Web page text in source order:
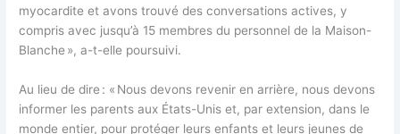
myocardite et avons trouvé des conversations actives, y
compris avec jusqu’à 15 membres du personnel de la Maison-
Blanche », a-t-elle poursuivi.
Au lieu de dire : « Nous devons revenir en arrière, nous devons
informer les parents aux États-Unis et, par extension, dans le
monde entier, pour protéger leurs enfants et leurs jeunes de